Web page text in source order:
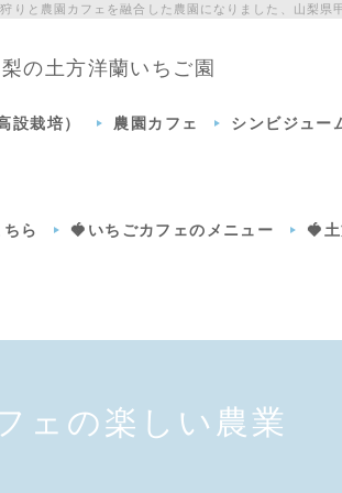
りと農園カフェを融合した農園になりました、山梨県
の土方洋蘭いちご園
設栽培） 農園カフェ シンビジュー
ら 🍓いちごカフェのメニュー 🍓
ェの楽しい農業